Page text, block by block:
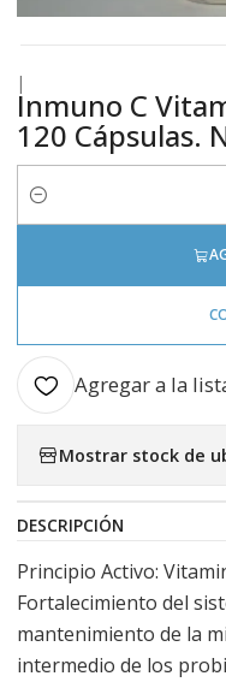
|
Inmuno C
120 Cápsulas.
Cantidad
Agregar a la
Mostrar stock de
DESCRIPCIÓN
Principio Activo:
Fortalecimiento del
mantenimiento de la
intermedio de los